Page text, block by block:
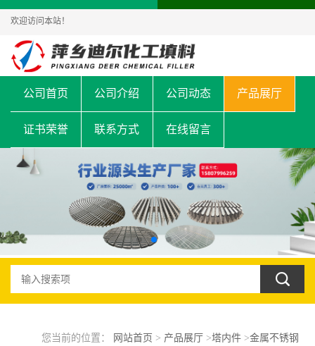
欢迎访问本站！
公司首页 公司介绍 公司动态 产品展厅
证书荣誉 联系方式 在线留言
您当前的位置： 网站首页 > 产品展厅>塔内件>金属不锈钢